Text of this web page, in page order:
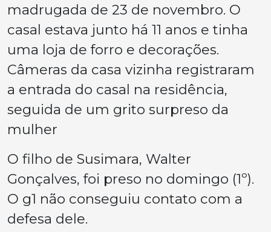
madrugada de 23 de novembro. O
casal estava junto há 11 anos e tinha
uma loja de forro e decorações.
Câmeras da casa vizinha registraram
a entrada do casal na residência,
seguida de um grito surpreso da
mulher
O filho de Susimara, Walter
Gonçalves, foi preso no domingo (1º).
O g1 não conseguiu contato com a
defesa dele.